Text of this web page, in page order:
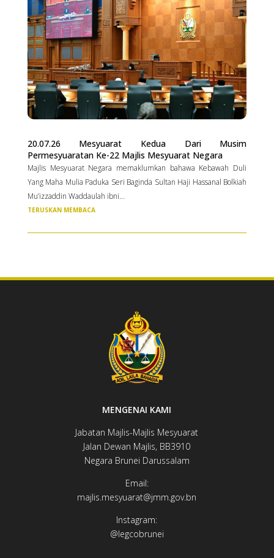
20.07.26 Mesyuarat Kedua Dari Musim
Permesyuaratan Ke-22 Majlis Mesyuarat Negara
Majlis Mesyuarat Negara memaklumkan bahawa Kebawah Duli
Yang Maha Mulia Paduka Seri Baginda Sultan Haji Hassanal Bolkiah
Mu’izzaddin Waddaulah ibni...
TERUSKAN MEMBACA
MENGENAI KAMI
Jabatan Majlis-Majlis Mesyuarat
Jalan Dewan ​​​​Majlis, BB3910​
Negara Brunei Darussalam
Email:
majlis.mesyuarat@jmm.gov.bn
Instagram:
@legcobrunei​​​​